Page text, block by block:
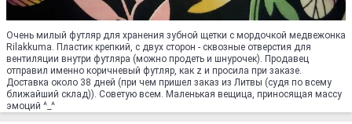
Очень милый футляр для хранения зубной щетки с мордочкой медвежонка
Rilakkuma. Пластик крепкий, с двух сторон - сквозные отверстия для
вентиляции внутри футляра (можно продеть и шнурочек). Продавец
отправил именно коричневый футляр, как z и просила при заказе.
Доставка около 38 дней (при чем пришел заказ из Литвы (судя по всему
ближайший склад)). Советую всем. Маленькая вещица, приносящая массу
эмоций ^_^